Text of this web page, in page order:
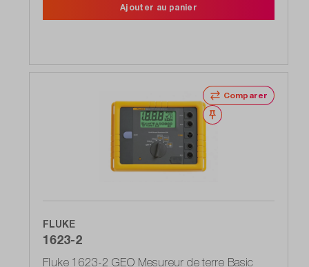
Ajouter au panier
Comparer
Noter
FLUKE
1623-2
Fluke 1623-2 GEO Mesureur de terre Basic